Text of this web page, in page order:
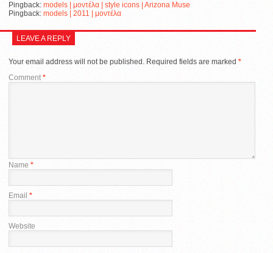
Pingback: models | μοντέλα | style icons | Arizona Muse
Pingback: models | 2011 | μοντέλα
LEAVE A REPLY
Your email address will not be published. Required fields are marked *
Comment*
Name *
Email *
Website